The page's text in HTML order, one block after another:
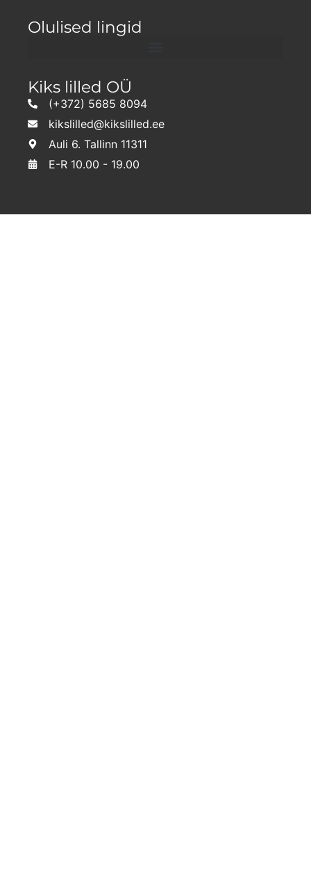
Olulised lingid
Kiks lilled OÜ
(+372) 5685 8094
kikslilled@kikslilled.ee
Auli 6. Tallinn 11311
E-R 10.00 - 19.00